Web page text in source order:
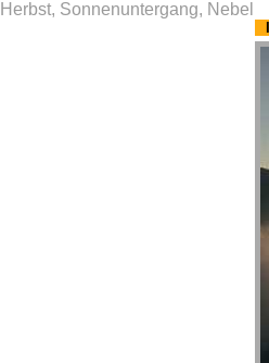
Herbst, Sonnenuntergang, Nebel